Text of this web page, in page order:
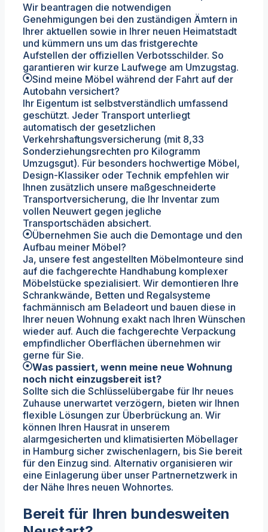
Wir beantragen die notwendigen
Genehmigungen bei den zuständigen Ämtern in
Ihrer aktuellen sowie in Ihrer neuen Heimatstadt
und kümmern uns um das fristgerechte
Aufstellen der offiziellen Verbotsschilder. So
garantieren wir kurze Laufwege am Umzugstag.
Sind meine Möbel während der Fahrt auf der
Autobahn versichert?
Ihr Eigentum ist selbstverständlich umfassend
geschützt. Jeder Transport unterliegt
automatisch der gesetzlichen
Verkehrshaftungsversicherung (mit 8,33
Sonderziehungsrechten pro Kilogramm
Umzugsgut). Für besonders hochwertige Möbel,
Design-Klassiker oder Technik empfehlen wir
Ihnen zusätzlich unsere maßgeschneiderte
Transportversicherung, die Ihr Inventar zum
vollen Neuwert gegen jegliche
Transportschäden absichert.
Übernehmen Sie auch die Demontage und den
Aufbau meiner Möbel?
Ja, unsere fest angestellten Möbelmonteure sind
auf die fachgerechte Handhabung komplexer
Möbelstücke spezialisiert. Wir demontieren Ihre
Schrankwände, Betten und Regalsysteme
fachmännisch am Beladeort und bauen diese in
Ihrer neuen Wohnung exakt nach Ihren Wünschen
wieder auf. Auch die fachgerechte Verpackung
empfindlicher Oberflächen übernehmen wir
gerne für Sie.
Was passiert, wenn meine neue Wohnung
noch nicht einzugsbereit ist?
Sollte sich die Schlüsselübergabe für Ihr neues
Zuhause unerwartet verzögern, bieten wir Ihnen
flexible Lösungen zur Überbrückung an. Wir
können Ihren Hausrat in unserem
alarmgesicherten und klimatisierten Möbellager
in Hamburg sicher zwischenlagern, bis Sie bereit
für den Einzug sind. Alternativ organisieren wir
eine Einlagerung über unser Partnernetzwerk in
der Nähe Ihres neuen Wohnortes.
Bereit für Ihren bundesweiten